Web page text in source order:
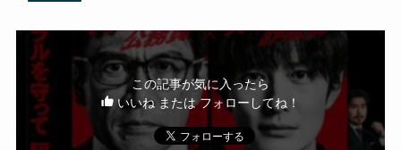
この記事が気に入ったら
いいね または フォローしてね！